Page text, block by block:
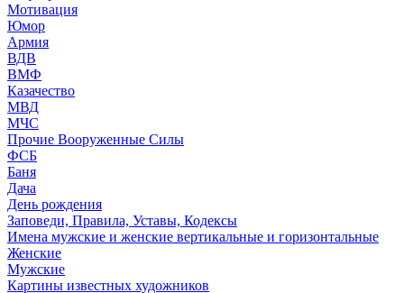
Мотивация
Юмор
Армия
ВДВ
ВМФ
Казачество
МВД
МЧС
Прочие Вооруженные Силы
ФСБ
Баня
Дача
День рождения
Заповеди, Правила, Уставы, Кодексы
Имена мужские и женские вертикальные и горизонтальные
Женские
Мужские
Картины известных художников